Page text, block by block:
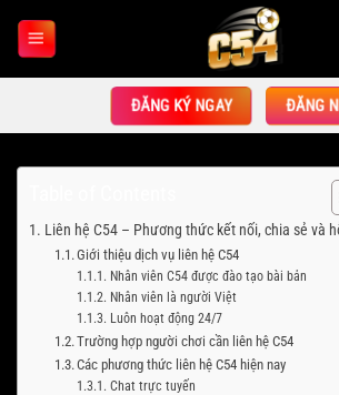
qua
ĐĂNG KÝ NGAY ĐĂNG
Liên hệ C54 – Phương thức kết nối, chia sẻ và
Giới thiệu dịch vụ liên hệ C54
Nhân viên C54 được đào tạo bài bản
Nhân viên là người Việt
Luôn hoạt động 24/7
Trường hợp người chơi cần liên hệ C54
Các phương thức liên hệ C54 hiện nay
Chat trực tuyến